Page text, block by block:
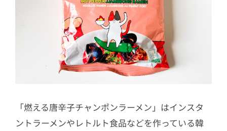
「燃える唐辛子チャンポンラーメン」はインスタ
ントラーメンやレトルト食品などを作っている韓